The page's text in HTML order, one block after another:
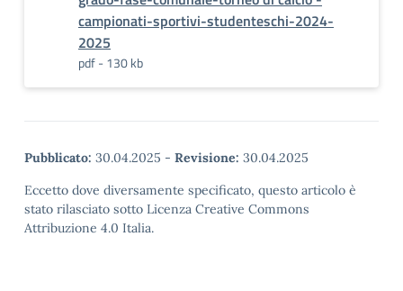
campionati-sportivi-studenteschi-2024-
2025
pdf - 130 kb
Pubblicato: 30.04.2025 - Revisione: 30.04.2025
Eccetto dove diversamente specificato, questo articolo è
stato rilasciato sotto Licenza Creative Commons
Attribuzione 4.0 Italia.